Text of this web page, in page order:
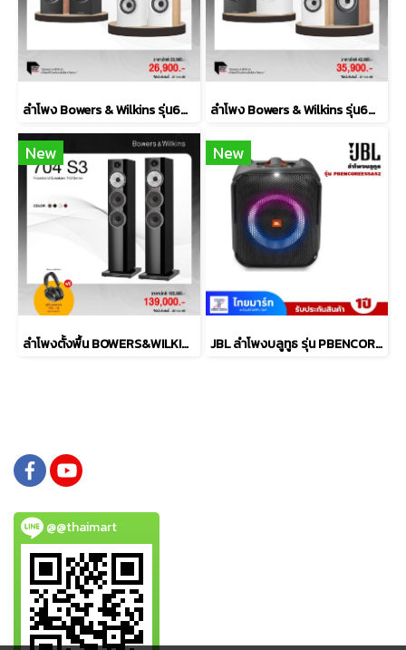
ลำโพง Bowers & Wilkins รุ่น607 S3 ลำโพง Bowers & Wilkins รุ่น606 S3
New
ลำโพงตั้งพื้น BOWERS&WILKINS รุ่น 704 S3
New
JBL ลำโพงบลูทูธ รุ่น PBENCOREESSAS2-Black
@@thaimart